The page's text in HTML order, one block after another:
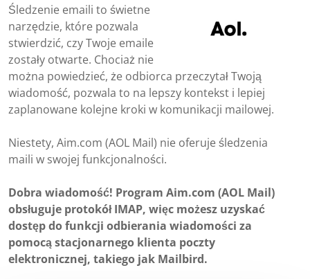
Śledzenie emaili to świetne
narzędzie, które pozwala
stwierdzić, czy Twoje emaile
zostały otwarte. Chociaż nie
można powiedzieć, że odbiorca przeczytał Twoją
wiadomość, pozwala to na lepszy kontekst i lepiej
zaplanowane kolejne kroki w komunikacji mailowej.
Niestety, Aim.com (AOL Mail) nie oferuje śledzenia
maili w swojej funkcjonalności.
Dobra wiadomość! Program Aim.com (AOL Mail)
obsługuje protokół IMAP, więc możesz uzyskać
dostęp do funkcji odbierania wiadomości za
pomocą stacjonarnego klienta poczty
elektronicznej, takiego jak Mailbird.